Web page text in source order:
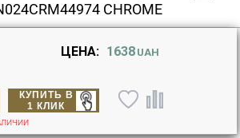
CHROME
ЦЕНА: 1638 UAH
КУПИТЬ В
1 КЛИК